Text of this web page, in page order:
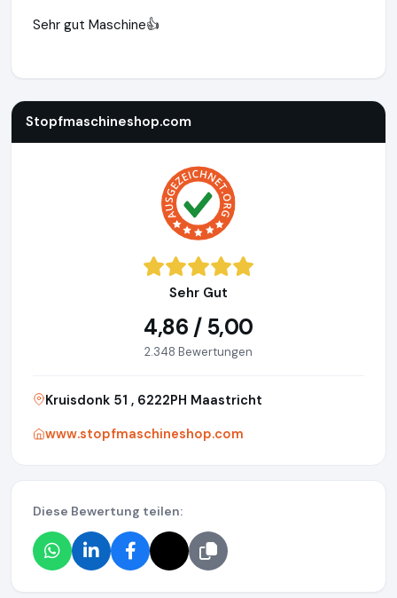
Sehr gut Maschine👍
Stopfmaschineshop.com
Sehr Gut
4,86 / 5,00
2.348 Bewertungen
Kruisdonk 51 , 6222PH Maastricht
www.stopfmaschineshop.com
Diese Bewertung teilen: